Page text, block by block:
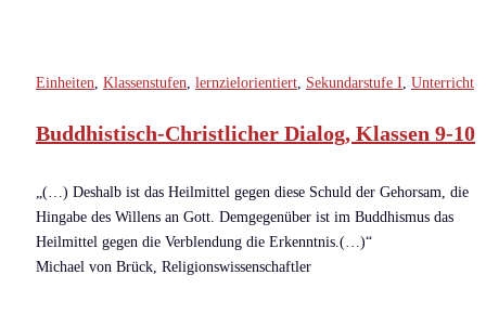
Einheiten Klassenstufen lernzielorientiert Sekundarstufe I Unterricht
Buddhistisch-Christlicher Dialog, Klassen 9-10
„(…) Deshalb ist das Heilmittel gegen diese Schuld der Gehorsam, die
Hingabe des Willens an Gott. Demgegenüber ist im Buddhismus das
Heilmittel gegen die Verblendung die Erkenntnis.(…)“
Michael von Brück, Religionswissenschaftler